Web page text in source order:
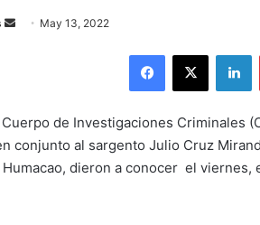
Send May 13, 2022
Facebook
X
de Investigaciones Criminales
conjunto al sargento Julio Cruz
dieron a conocer el viernes,